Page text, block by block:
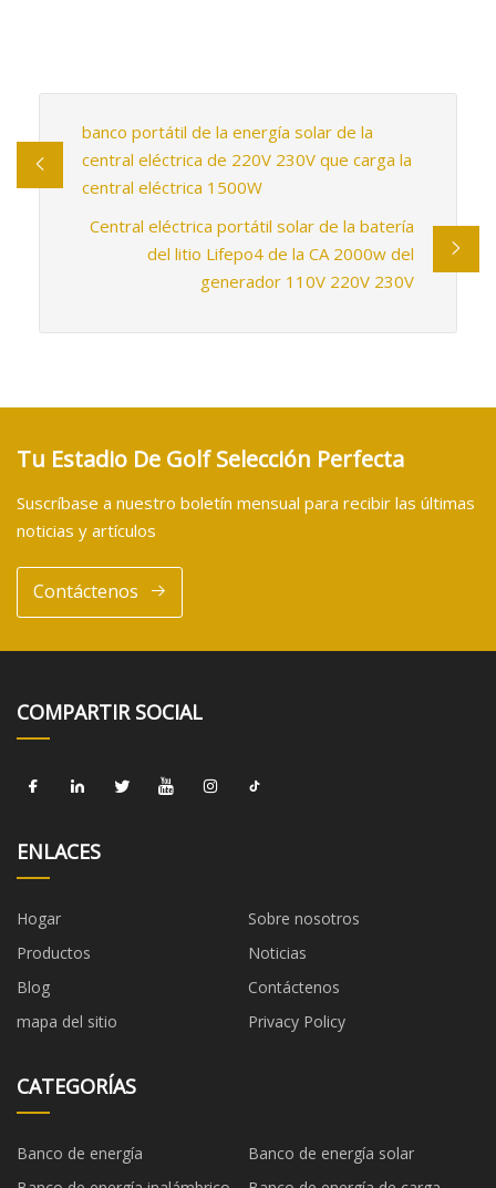
banco portátil de la energía solar de la
central eléctrica de 220V 230V que carga la
central eléctrica 1500W
Central eléctrica portátil solar de la batería
del litio Lifepo4 de la CA 2000w del
generador 110V 220V 230V
Tu Estadio De Golf Selección Perfecta
Suscríbase a nuestro boletín mensual para recibir las últimas
noticias y artículos
Contáctenos
COMPARTIR SOCIAL
ENLACES
Hogar
Sobre nosotros
Productos
Noticias
Blog
Contáctenos
mapa del sitio
Privacy Policy
CATEGORÍAS
Banco de energía
Banco de energía solar